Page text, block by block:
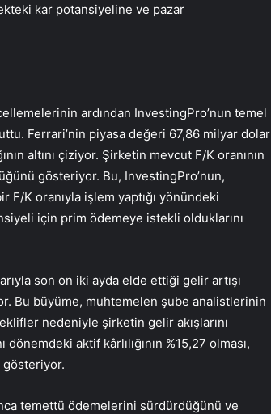
kar potansiyeline ve pazar
ardından InvestingPro’nun temel
Ferrari’nin piyasa değeri 67,86 milyar dolar
altını çiziyor. Şirketin mevcut F/K oranının
gösteriyor. Bu, InvestingPro’nun,
F/K oranıyla işlem yaptığı yönündeki
için prim ödemeye istekli olduklarını
son on iki ayda elde ettiği gelir artışı
Bu büyüme, muhtemelen şube analistlerinin
nedeniyle şirketin gelir akışlarını
aktif kârlılığının %15,27 olması,
gösteriyor.
temettü ödemelerini sürdürdüğünü ve